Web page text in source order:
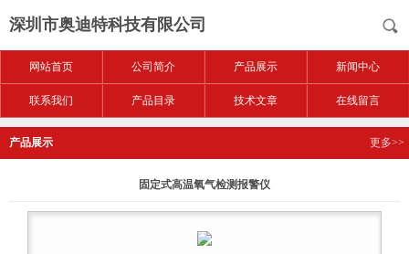
深圳市奥迪特科技有限公司
网站首页 公司简介 产品展示 新闻中心
联系我们 产品目录 技术文章 在线留言
产品展示 更多>>
固定式高温氧气检测报警仪